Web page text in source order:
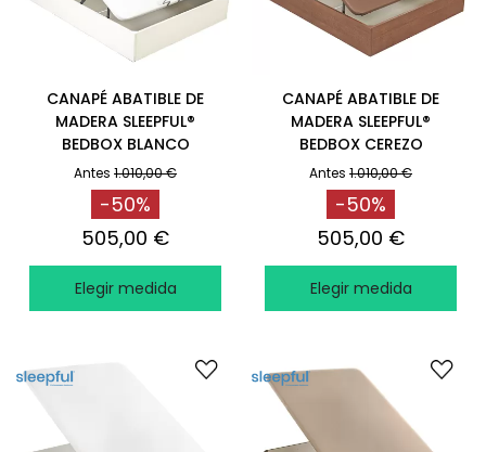
CANAPÉ ABATIBLE DE
MADERA SLEEPFUL®
BEDBOX BLANCO
Antes 1.010,00 €
-50%
505,00 €
Elegir medida
CANAPÉ ABATIBLE DE
MADERA SLEEPFUL®
BEDBOX CEREZO
Antes 1.010,00 €
-50%
505,00 €
Elegir medida